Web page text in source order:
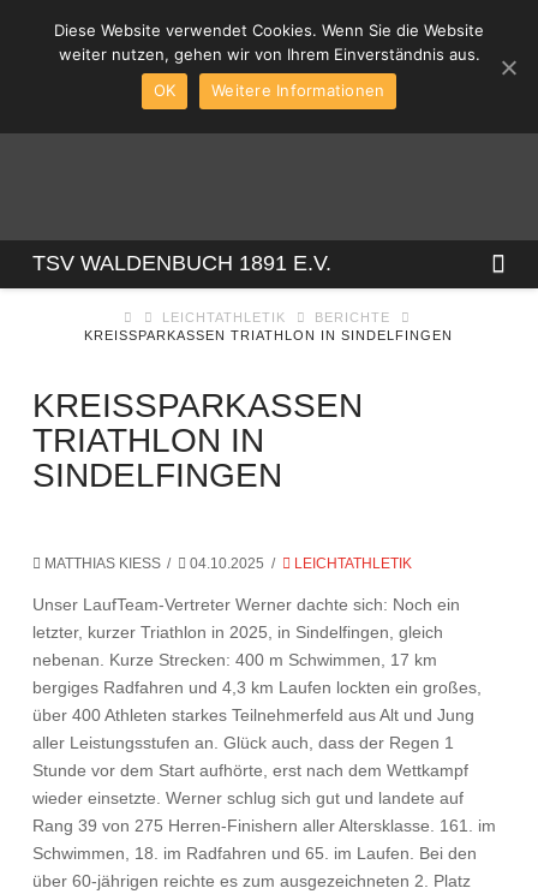
TSV
WALDENBUCH
1891
E.V.
TSV WALDENBUCH 1891 E.V.
LEICHTATHLETIK
BERICHTE
KREISSPARKASSEN TRIATHLON IN SINDELFINGEN
KREISSPARKASSEN
TRIATHLON IN
SINDELFINGEN
MATTHIAS KIESS 04.10.2025 LEICHTATHLETIK
Unser LaufTeam-Vertreter Werner dachte sich: Noch ein
letzter, kurzer Triathlon in 2025, in Sindelfingen, gleich
nebenan. Kurze Strecken: 400 m Schwimmen, 17 km
bergiges Radfahren und 4,3 km Laufen lockten ein großes,
über 400 Athleten starkes Teilnehmerfeld aus Alt und Jung
aller Leistungsstufen an. Glück auch, dass der Regen 1
Stunde vor dem Start aufhörte, erst nach dem Wettkampf
wieder einsetzte. Werner schlug sich gut und landete auf
Rang 39 von 275 Herren-Finishern aller Altersklasse. 161. im
Schwimmen, 18. im Radfahren und 65. im Laufen. Bei den
über 60-jährigen reichte es zum ausgezeichneten 2. Platz
Diese Website verwendet Cookies. Wenn Sie die Website
weiter nutzen, gehen wir von Ihrem Einverständnis aus.
OK
Weitere Informationen